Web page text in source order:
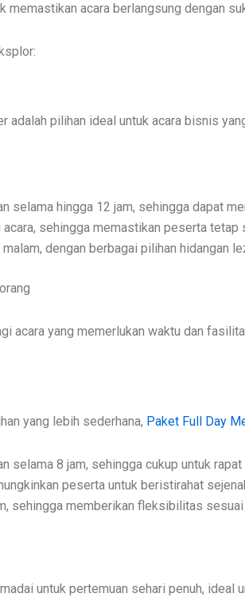
memastikan acara berlangsung dengan
pilihan ideal untuk acara bisnis
selama hingga 12 jam, sehingga dapat
sehingga memastikan peserta tetap
dengan berbagai pilihan hidangan
acara yang memerlukan waktu dan
yang lebih sederhana, Paket Full Day
selama 8 jam, sehingga cukup untuk
peserta untuk beristirahat
sehingga memberikan fleksibilitas sesuai
untuk pertemuan sehari penuh, ideal